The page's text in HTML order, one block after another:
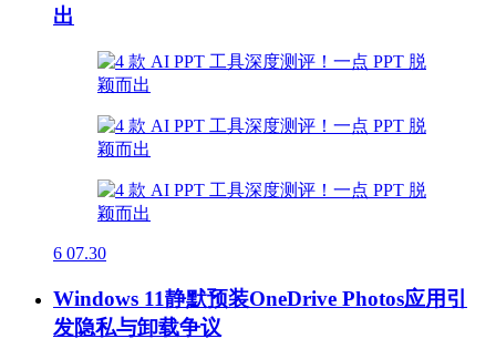
出
6 07.30
Windows 11静默预装OneDrive Photos应用引
发隐私与卸载争议